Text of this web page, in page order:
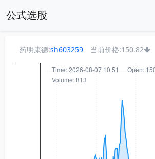
公式选股
药明康德:sh603259 当前价格:150.82